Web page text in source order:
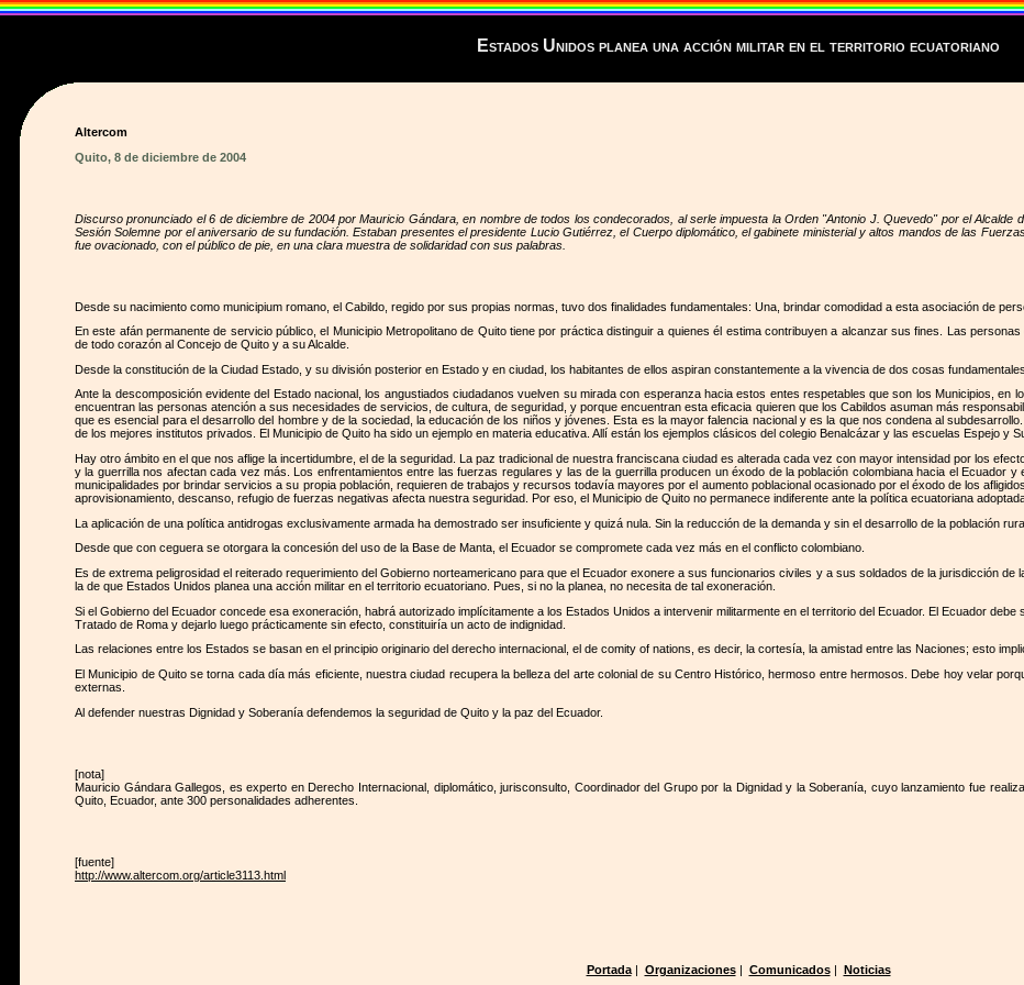
Estados Unidos planea una acción militar en el territorio ecuatoriano
Altercom
Quito, 8 de diciembre de 2004
Discurso pronunciado el 6 de diciembre de 2004 por Mauricio Gándara, en nombre de todos los condecorados, al serle impuesta la Orden "Antonio J. Quevedo" por el Alcalde
Sesión Solemne por el aniversario de su fundación. Estaban presentes el presidente Lucio Gutiérrez, el Cuerpo diplomático, el gabinete ministerial y altos mandos de las
fue ovacionado, con el público de pie, en una clara muestra de solidaridad con sus palabras.
Desde su nacimiento como municipium romano, el Cabildo, regido por sus propias normas, tuvo dos finalidades fundamentales: Una, brindar comodidad a esta asociación de
En este afán permanente de servicio público, el Municipio Metropolitano de Quito tiene por práctica distinguir a quienes él estima contribuyen a alcanzar sus fines. Las
de todo corazón al Concejo de Quito y a su Alcalde.
Desde la constitución de la Ciudad Estado, y su división posterior en Estado y en ciudad, los habitantes de ellos aspiran constantemente a la vivencia de dos cosas
Ante la descomposición evidente del Estado nacional, los angustiados ciudadanos vuelven su mirada con esperanza hacia estos entes respetables que son los Municipios, en
encuentran las personas atención a sus necesidades de servicios, de cultura, de seguridad, y porque encuentran esta eficacia quieren que los Cabildos asuman más
que es esencial para el desarrollo del hombre y de la sociedad, la educación de los niños y jóvenes. Esta es la mayor falencia nacional y es la que nos condena al
de los mejores institutos privados. El Municipio de Quito ha sido un ejemplo en materia educativa. Allí están los ejemplos clásicos del colegio Benalcázar y las escuelas Espejo y
Hay otro ámbito en el que nos aflige la incertidumbre, el de la seguridad. La paz tradicional de nuestra franciscana ciudad es alterada cada vez con mayor intensidad por los
y la guerrilla nos afectan cada vez más. Los enfrentamientos entre las fuerzas regulares y las de la guerrilla producen un éxodo de la población colombiana hacia el Ecuador
municipalidades por brindar servicios a su propia población, requieren de trabajos y recursos todavía mayores por el aumento poblacional ocasionado por el éxodo de los
aprovisionamiento, descanso, refugio de fuerzas negativas afecta nuestra seguridad. Por eso, el Municipio de Quito no permanece indiferente ante la política ecuatoriana
La aplicación de una política antidrogas exclusivamente armada ha demostrado ser insuficiente y quizá nula. Sin la reducción de la demanda y sin el desarrollo de la población
Desde que con ceguera se otorgara la concesión del uso de la Base de Manta, el Ecuador se compromete cada vez más en el conflicto colombiano.
Es de extrema peligrosidad el reiterado requerimiento del Gobierno norteamericano para que el Ecuador exonere a sus funcionarios civiles y a sus soldados de la jurisdicción de
la de que Estados Unidos planea una acción militar en el territorio ecuatoriano. Pues, si no la planea, no necesita de tal exoneración.
Si el Gobierno del Ecuador concede esa exoneración, habrá autorizado implícitamente a los Estados Unidos a intervenir militarmente en el territorio del Ecuador. El Ecuador
Tratado de Roma y dejarlo luego prácticamente sin efecto, constituiría un acto de indignidad.
Las relaciones entre los Estados se basan en el principio originario del derecho internacional, el de comity of nations, es decir, la cortesía, la amistad entre las Naciones; esto
El Municipio de Quito se torna cada día más eficiente, nuestra ciudad recupera la belleza del arte colonial de su Centro Histórico, hermoso entre hermosos. Debe hoy velar
externas.
Al defender nuestras Dignidad y Soberanía defendemos la seguridad de Quito y la paz del Ecuador.
[nota]
Mauricio Gándara Gallegos, es experto en Derecho Internacional, diplomático, jurisconsulto, Coordinador del Grupo por la Dignidad y la Soberanía, cuyo lanzamiento fue
Quito, Ecuador, ante 300 personalidades adherentes.
[fuente]
http://www.altercom.org/article3113.html
Portada| Organizaciones| Comunicados| Noticias